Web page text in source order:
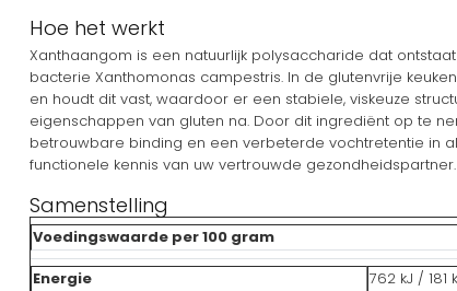
Hoe het werkt
Xanthaangom is een natuurlijk polysaccharide dat
bacterie Xanthomonas campestris. In de glutenvrije
en houdt dit vast, waardoor er een stabiele, viskeuze
eigenschappen van gluten na. Door dit ingrediënt op te
betrouwbare binding en een verbeterde vochtretentie in
functionele kennis van uw vertrouwde gezondheidspartner.
Samenstelling
Voedingswaarde per 100 gram
Energie
762 kJ / 181